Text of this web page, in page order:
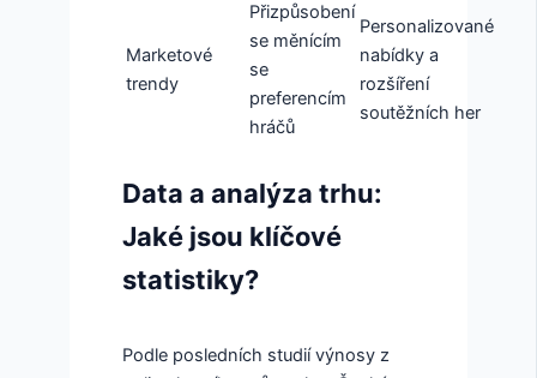
Marketové
trendy
Přizpůsobení
se měnícím
se
preferencím
hráčů
Personalizované
nabídky a
rozšíření
soutěžních her
Data a analýza trhu:
Jaké jsou klíčové
statistiky?
Podle posledních studií výnosy z